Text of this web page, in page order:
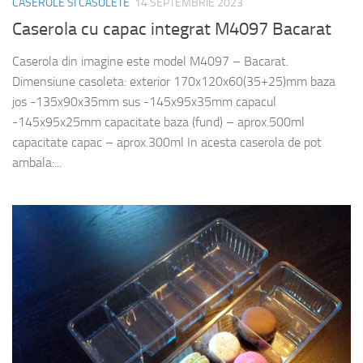
Caserola cu capac integrat M4097 Bacarat
Caserola din imagine este model M4097 – Bacarat.
Dimensiune casoleta: exterior 170x120x60(35+25)mm baza
jos -135x90x35mm sus -145x95x35mm capacul
-145x95x25mm capacitate baza (fund) – aprox.500ml
capacitate capac – aprox.300ml In acesta caserola de pot
ambala:...